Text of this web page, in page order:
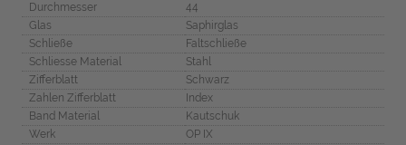
Durchmesser
44
Glas
Saphirglas
Schließe
Faltschließe
Schliesse Material
Stahl
Zifferblatt
Schwarz
Zahlen Zifferblatt
Index
Band Material
Kautschuk
Werk
OP IX